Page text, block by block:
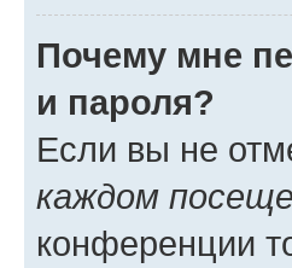
Почему мне
и пароля?
Если вы не
каждом
конференции